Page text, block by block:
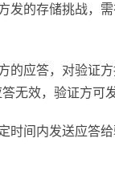
发的存储挑战，
的应答，对验证
无效，验证方可
时间内发送应答